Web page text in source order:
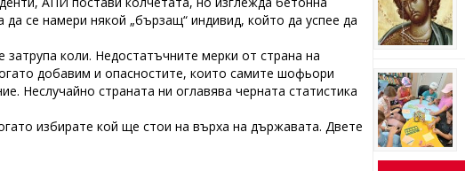
се намери някой „бързащ“ индивид, който да успее да
коли. Недостатъчните мерки от страна на
добавим и опасностите, които самите шофьори
Неслучайно страната ни оглавява черната статистика
избирате кой ще стои на върха на държавата. Двете